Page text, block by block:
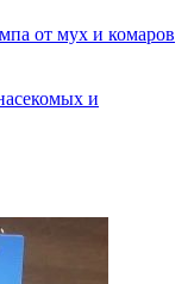
от мух и комаров
и